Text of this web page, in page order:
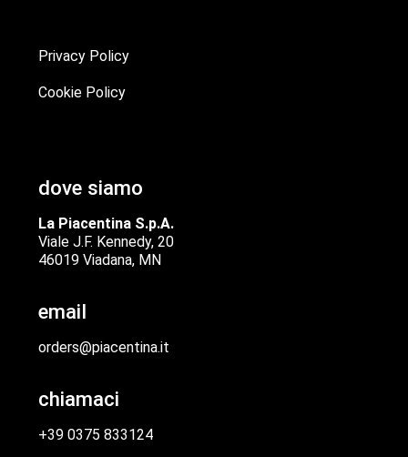
Privacy Policy
Cookie Policy
dove siamo
La Piacentina S.p.A.
Viale J.F. Kennedy, 20
46019 Viadana, MN
email
orders@piacentina.it
chiamaci
+39 0375 833124